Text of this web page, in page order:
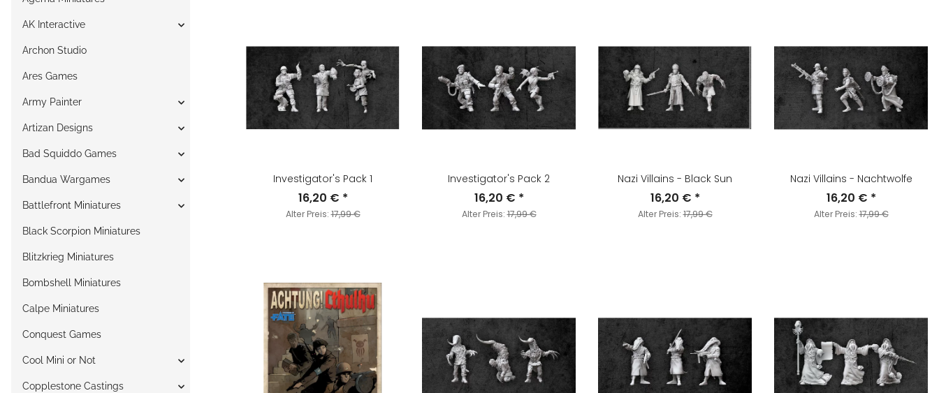
Investigator's Pack 1
16,20 € *
Alter Preis:17,99 €
Investigator's Pack 2
16,20 € *
Alter Preis:17,99 €
Nazi Villains - Black Sun
16,20 € *
Alter Preis:17,99 €
Nazi Villains - Nachtwolfe
16,20 € *
Alter Preis:17,99 €
AK Interactive
Archon Studio
Ares Games
Army Painter
Artizan Designs
Bad Squiddo Games
Bandua Wargames
Battlefront Miniatures
Black Scorpion Miniatures
Blitzkrieg Miniatures
Bombshell Miniatures
Calpe Miniatures
Conquest Games
Cool Mini or Not
Copplestone Castings